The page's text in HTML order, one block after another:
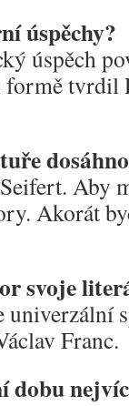
úspěchy?
úspěch
tvrdil
Aby
Akorát
svoje
Franc.